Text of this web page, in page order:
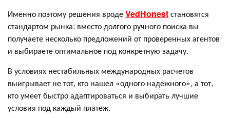
Именно поэтому решения вродеVedHonestстановятся
стандартом рынка: вместо долгого ручного поиска вы
получаете несколько предложений от проверенных агентов
и выбираете оптимальное под конкретную задачу.
В условиях нестабильных международных расчетов
выигрывает не тот, кто нашел «одного надежного», а тот,
кто умеет быстро адаптироваться и выбирать лучшие
условия под каждый платеж.